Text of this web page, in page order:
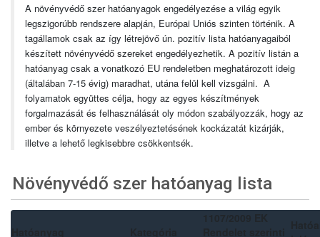
A növényvédő szer hatóanyagok engedélyezése a világ egyik
legszigorúbb rendszere alapján, Európai Uniós szinten történik. A
tagállamok csak az így létrejövő ún. pozitív lista hatóanyagaiból
készített növényvédő szereket engedélyezhetik. A pozitív listán a
hatóanyag csak a vonatkozó EU rendeletben meghatározott ideig
(általában 7-15 évig) maradhat, utána felül kell vizsgálni. A
folyamatok együttes célja, hogy az egyes készítmények
forgalmazását és felhasználását oly módon szabályozzák, hogy az
ember és környezete veszélyeztetésének kockázatát kizárják,
illetve a lehető legkisebbre csökkentsék.
Növényvédő szer hatóanyag lista